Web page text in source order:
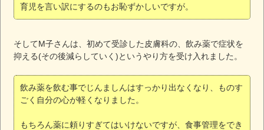
育児を言い訳にするのもお恥ずかしいですが。
そしてМ子さんは、初めて受診した皮膚科の、飲み薬で症状を
抑える(その後減らしていく)というやり方を受け入れました。
飲み薬を飲む事でじんましんはすっかり出なくなり、ものす
ごく自分の心が軽くなりました。
もちろん薬に頼りすぎてはいけないですが、食事管理をでき